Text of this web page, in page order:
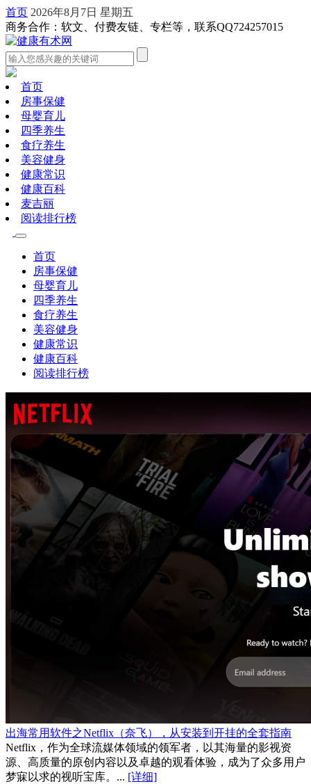
首页 2026年8月7日 星期五
商务合作：软文、付费友链、专栏等，联系QQ724257015
首页
房事保健
母婴育儿
四季养生
食疗养生
美容健身
健康常识
健康百科
麦吉丽
阅读排行榜
首页
房事保健
母婴育儿
四季养生
食疗养生
美容健身
健康常识
健康百科
阅读排行榜
出海常用软件之Netflix（奈飞），从安装到开挂的全套指南
Netflix，作为全球流媒体领域的领军者，以其海量的影视资
源、高质量的原创内容以及卓越的观看体验，成为了众多用户
梦寐以求的视听宝库。... [详细]